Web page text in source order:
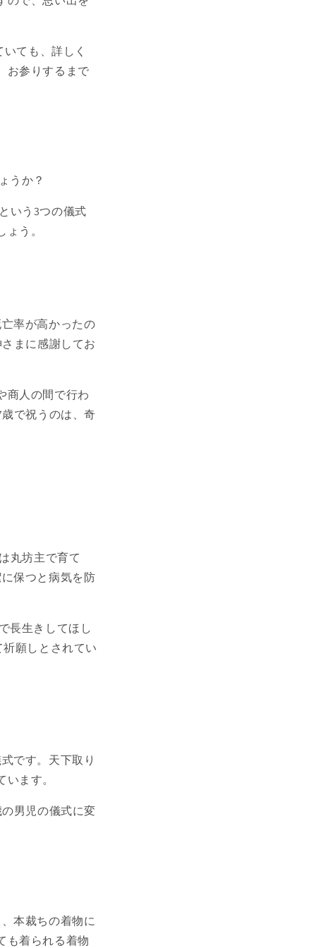
ても、詳しく
お参りするまで
うか？
いう3つの儀式
う。
率が高かったの
まに感謝してお
商人の間で行わ
で祝うのは、奇
丸坊主で育て
保つと病気を防
長生きしてほし
願しとされてい
です。天下取り
ます。
男児の儀式に変
本裁ちの着物に
も着られる着物